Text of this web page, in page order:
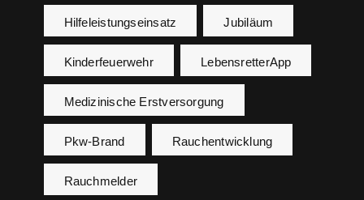
Hilfeleistungseinsatz Jubiläum
Kinderfeuerwehr LebensretterApp
Medizinische Erstversorgung
Pkw-Brand Rauchentwicklung
Rauchmelder